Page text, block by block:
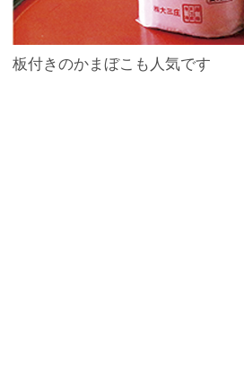
板付きのかまぼこも人気です